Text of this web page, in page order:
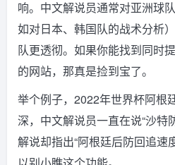
响。中文解说员通常对亚洲球
如对日本、韩国队的战术分析
队更透彻。如果你能找到同时
的网站，那真是捡到宝了。
举个例子，2022年世界杯阿根
深，中文解说员一直在说“沙特
解说却指出“阿根廷后防回追速